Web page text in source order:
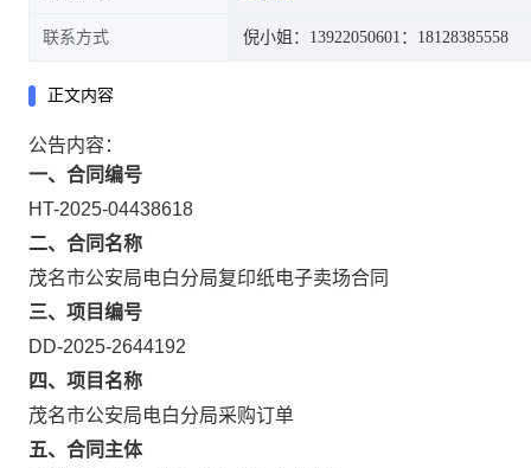
联系方式 倪小姐：13922050601 ：18128385558
正文内容
公告内容：
一、合同编号
HT-2025-04438618
二、合同名称
茂名市公安局电白分局复印纸电子卖场合同
三、项目编号
DD-2025-2644192
四、项目名称
茂名市公安局电白分局采购订单
五、合同主体